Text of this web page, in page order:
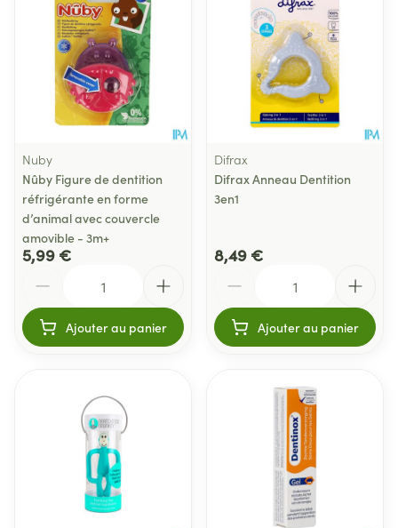
Nuby
Nûby Figure de dentition
réfrigérante en forme
d’animal avec couvercle
amovible - 3m+
5,99 €
Ajouter au panier
Difrax
Difrax Anneau Dentition
3en1
8,49 €
Ajouter au panier